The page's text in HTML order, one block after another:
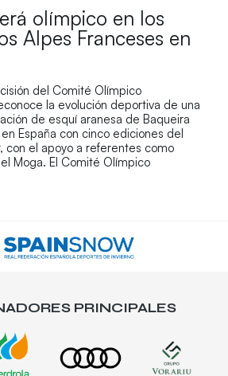
olímpico en los
Alpes Franceses en
del Comité Olímpico
la evolución deportiva de una
de esquí aranesa de Baqueira
España con cinco ediciones del
con el apoyo a referentes como
Moga. El Comité Olímpico
PRINCIPALES